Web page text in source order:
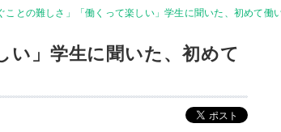
ことの難しさ」「働くって楽しい」学生に聞いた、初めて働
い」学生に聞いた、初めて